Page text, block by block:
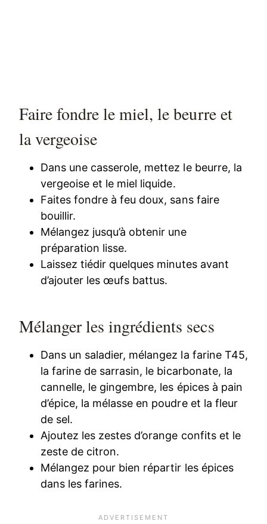
Faire fondre le miel, le beurre et
la vergeoise
Dans une casserole, mettez le beurre, la
vergeoise et le miel liquide.
Faites fondre à feu doux, sans faire
bouillir.
Mélangez jusqu’à obtenir une
préparation lisse.
Laissez tiédir quelques minutes avant
d’ajouter les œufs battus.
Mélanger les ingrédients secs
Dans un saladier, mélangez la farine T45,
la farine de sarrasin, le bicarbonate, la
cannelle, le gingembre, les épices à pain
d’épice, la mélasse en poudre et la fleur
de sel.
Ajoutez les zestes d’orange confits et le
zeste de citron.
Mélangez pour bien répartir les épices
dans les farines.